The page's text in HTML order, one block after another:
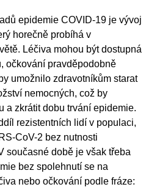
epidemie COVID-19 je vývoj
horečně probíhá v
Léčiva mohou být dostupná
očkování pravděpodobně
umožnilo zdravotníkům starat
nemocných, což by
a zkrátit dobu trvání epidemie.
rezistentních lidí v populaci,
CoV-2 bez nutnosti
současné době je však třeba
bez spolehnutí se na
nebo očkování podle fráze: